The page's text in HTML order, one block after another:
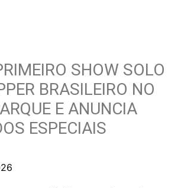
SHOW SOLO
BRASILEIRO NO
E ANUNCIA
ESPECIAIS